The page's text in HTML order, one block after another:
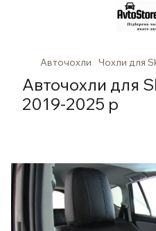
Авточохли Чохли для
Авточохли для
2019-2025 р